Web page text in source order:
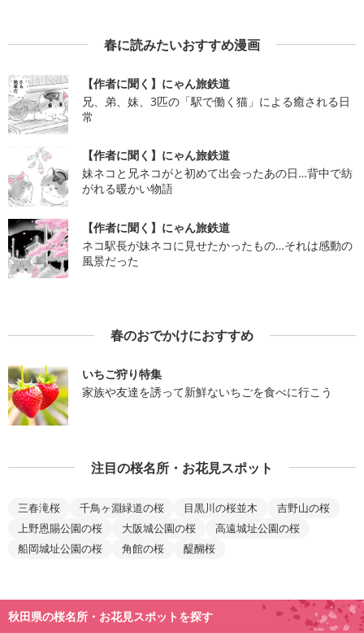
春に読みたいおすすめ漫画
【作者に聞く】にゃん旅鉄道
兄、弟、妹、3匹の「駅で働く猫」による癒される日
常
【作者に聞く】にゃん旅鉄道
妹ネコと兄ネコがと初めて出会ったあの日…背中で紡
がれる暖かい物語
【作者に聞く】にゃん旅鉄道
ネコ駅長が妹ネコに見せたかったもの…それは感動の
風景だった
春のおでかけにおすすめ
いちご狩り特集
家族や友達を誘って新鮮ないちごを食べに行こう
注目の桜名所・お花見スポット
三春滝桜 千鳥ヶ淵緑道の桜 目黒川の桜並木
吉野山の桜
上野恩賜公園の桜
大阪城公園の桜
高遠城址公園の桜
船岡城址公園の桜
角館の桜 醍醐桜
秋田県の桜名所・お花見スポットを探す